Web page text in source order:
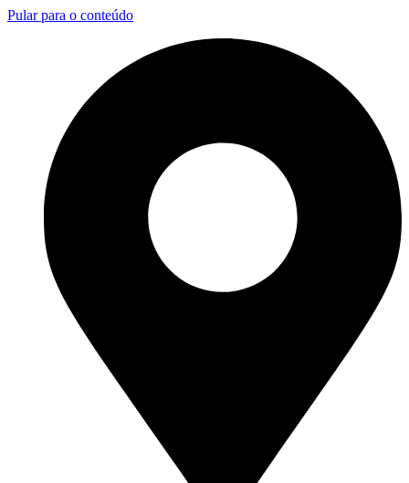
Pular para o conteúdo